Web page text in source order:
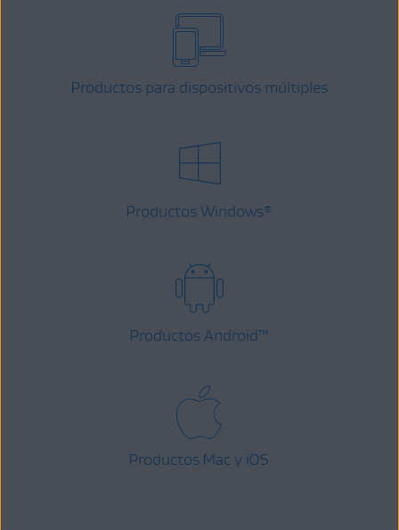
Productos para dispositivos múltiples
Productos Windows®
Productos Android™
Productos Mac y iOS